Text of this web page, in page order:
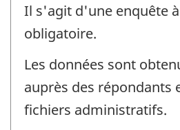
Il s'agit d'une enquête
obligatoire.
Les données sont
auprès des répondants
fichiers administratifs.